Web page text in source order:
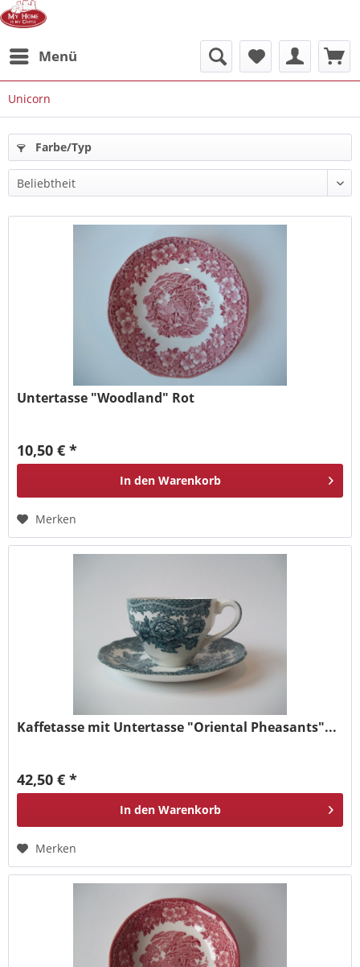
Menü
Unicorn
Farbe/Typ
Untertasse "Woodland" Rot
10,50 € *
In den Warenkorb
Merken
Kaffetasse mit Untertasse "Oriental Pheasants"...
42,50 € *
In den Warenkorb
Merken